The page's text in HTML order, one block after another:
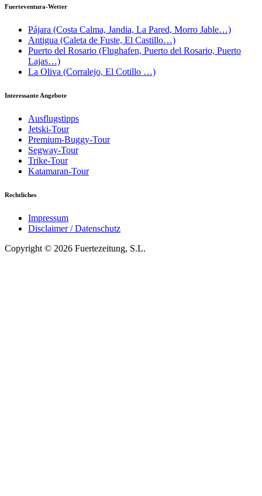
Fuerteventura-Wetter
Pájara (Costa Calma, Jandia, La Pared, Morro Jable…)
Antigua (Caleta de Fuste, El Castillo…)
Puerto del Rosario (Flughafen, Puerto del Rosario, Puerto
Lajas…)
La Oliva (Corralejo, El Cotillo …)
Interessante Angebote
Ausflugstipps
Jetski-Tour
Premium-Buggy-Tour
Segway-Tour
Trike-Tour
Katamaran-Tour
Rechtliches
Impressum
Disclaimer / Datenschutz
Copyright © 2026 Fuertezeitung, S.L.